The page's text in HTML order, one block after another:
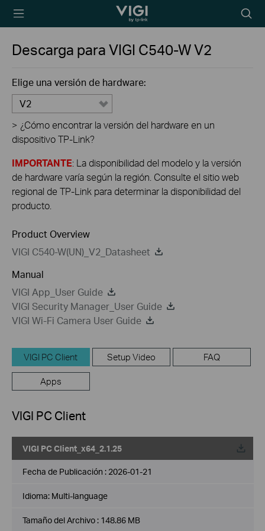
TP-Link, Reliably
icon
Descarga paraVIGI C540-WV2
Elige una versión de hardware:
V2
> ¿Cómo encontrar la versión del hardware en un
dispositivo TP-Link?
IMPORTANTE: La disponibilidad del modelo y la versión
de hardware varía según la región. Consulte el sitio web
regional de TP-Link para determinar la disponibilidad del
producto.
Product Overview
VIGI C540-W(UN)_V2_Datasheet
Manual
VIGI App_User Guide
VIGI Security Manager_User Guide
VIGI Wi-Fi Camera User Guide
VIGI PC Client Setup Video FAQ
Apps
VIGI PC Client
VIGI PC Client_x64_2.1.25
Fecha de Publicación : 2026-01-21
Idioma: Multi-language
Tamaño del Archivo : 148.86 MB